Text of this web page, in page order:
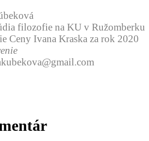
filozofie na KU v Ružomberku
Ceny Ivana Kraska za rok 2020